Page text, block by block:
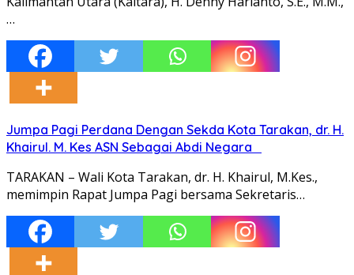
…
Jumpa Pagi Perdana Dengan Sekda Kota Tarakan, dr. H.
Khairul. M. Kes ASN Sebagai Abdi Negara
TARAKAN – Wali Kota Tarakan, dr. H. Khairul, M.Kes.,
memimpin Rapat Jumpa Pagi bersama Sekretaris…